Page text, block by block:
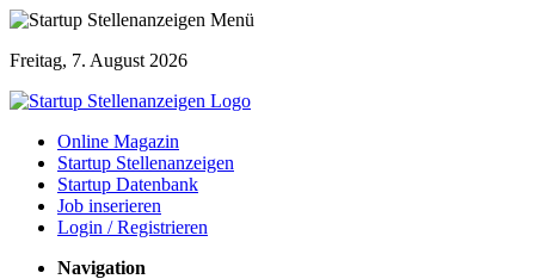
Freitag, 7. August 2026
Online Magazin
Startup Stellenanzeigen
Startup Datenbank
Job inserieren
Login / Registrieren
Navigation